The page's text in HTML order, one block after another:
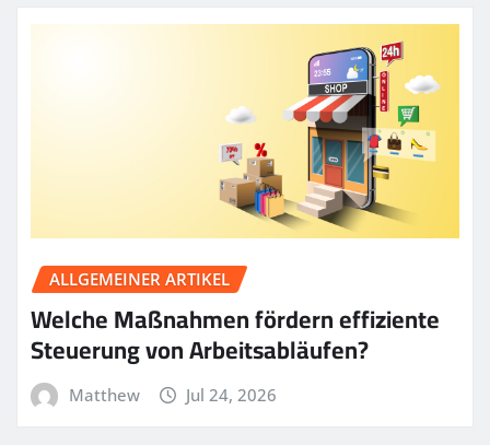
ALLGEMEINER ARTIKEL
Welche Maßnahmen fördern effiziente
Steuerung von Arbeitsabläufen?
Matthew Jul 24, 2026